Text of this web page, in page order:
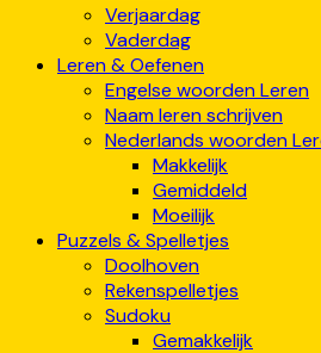
Verjaardag
Vaderdag
Leren & Oefenen
Engelse woorden Leren
Naam leren schrijven
Nederlands woorden
Makkelijk
Gemiddeld
Moeilijk
Puzzels & Spelletjes
Doolhoven
Rekenspelletjes
Sudoku
Gemakkelijk